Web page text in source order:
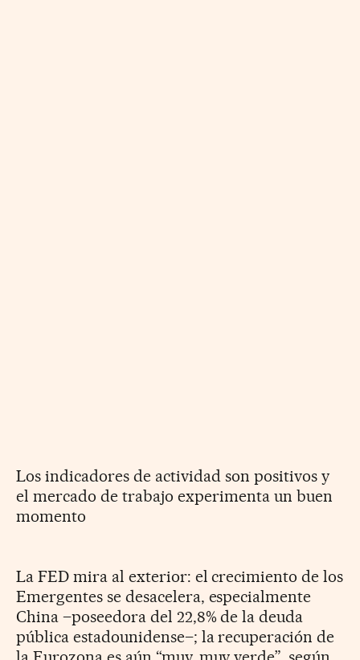
Los indicadores de actividad son positivos y
el mercado de trabajo experimenta un buen
momento
La FED mira al exterior: el crecimiento de los
Emergentes se desacelera, especialmente
China –poseedora del 22,8% de la deuda
pública estadounidense–; la recuperación de